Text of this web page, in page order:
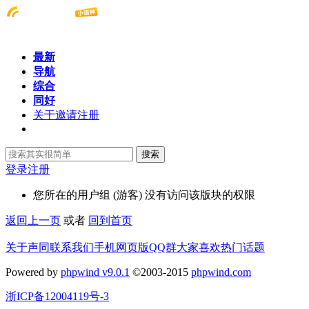
最新
导航
综合
同好
关于邀请注册
搜索
登录注册
您所在的用户组 (游客) 没有访问该版块的权限
返回上一页 或者 回到首页
关于声同联系我们手机网页版QQ群大家喜欢热门话题
Powered by phpwind v9.0.1 ©2003-2015 phpwind.com
浙ICP备12004119号-3